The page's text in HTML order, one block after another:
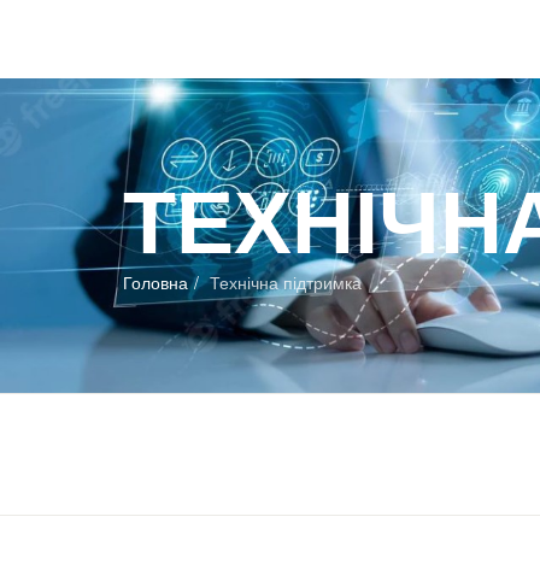
Головна Технічна підтримка